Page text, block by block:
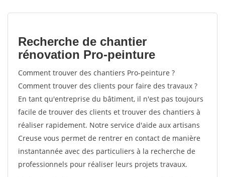
votes
Recherche de chantier
rénovation Pro-peinture
Comment trouver des chantiers Pro-peinture ?
Comment trouver des clients pour faire des travaux ?
En tant qu'entreprise du bâtiment, il n'est pas toujours
facile de trouver des clients et trouver des chantiers à
réaliser rapidement. Notre service d'aide aux artisans
Creuse vous permet de rentrer en contact de manière
instantannée avec des particuliers à la recherche de
professionnels pour réaliser leurs projets travaux.